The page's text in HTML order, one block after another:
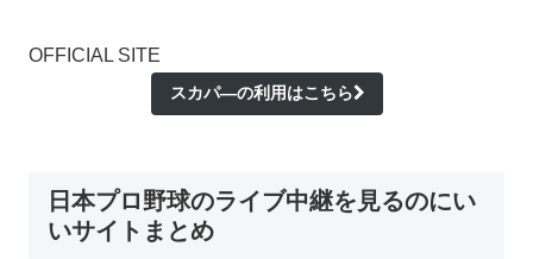
OFFICIAL SITE
スカパ―の利用はこちら
日本プロ野球のライブ中継を見るのにい
いサイトまとめ